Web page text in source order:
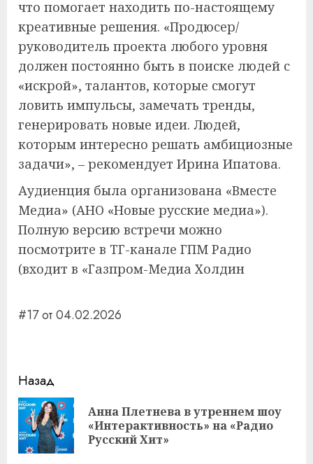
что помогает находить по-настоящему
креативные решения. «Продюсер/
руководитель проекта любого уровня
должен постоянно быть в поиске людей с
«искрой», талантов, которые смогут
ловить импульсы, замечать тренды,
генерировать новые идеи. Людей,
которым интересно решать амбициозные
задачи», – рекомендует Ирина Ипатова.
Аудиенция была организована «Вместе
Медиа» (АНО «Новые русские медиа»).
Полную версию встречи можно
посмотрите в ТГ-канале ГПМ Радио
(входит в «Газпром-Медиа Холдин
#17 от 04.02.2026
Навигация
записи
Назад
Анна Плетнева в утреннем шоу
«Интерактивность» на «Радио
Русский Хит»